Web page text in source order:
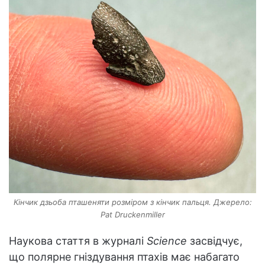
Кінчик дзьоба пташеняти розміром з кінчик пальця. Джерело:
Pat Druckenmiller
Наукова стаття в журналі Science засвідчує,
що полярне гніздування птахів має набагато